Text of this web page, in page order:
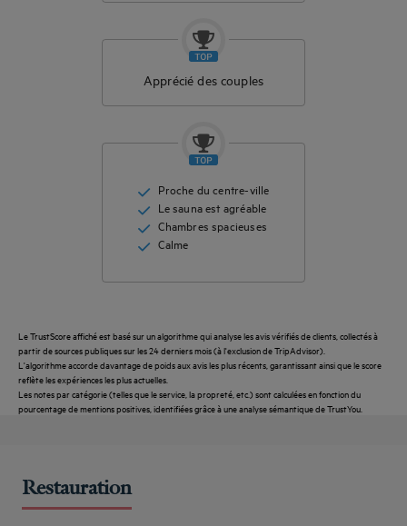
Apprécié des couples
Proche du centre-ville
Le sauna est agréable
Chambres spacieuses
Calme
Le TrustScore affiché est basé sur un algorithme qui analyse les avis vérifiés de clients, collectés à
partir de sources publiques sur les 24 derniers mois (à l'exclusion de TripAdvisor).
L'algorithme accorde davantage de poids aux avis les plus récents, garantissant ainsi que le score
reflète les expériences les plus actuelles.
Les notes par catégorie (telles que le service, la propreté, etc.) sont calculées en fonction du
pourcentage de mentions positives, identifiées grâce à une analyse sémantique de TrustYou.
Restauration